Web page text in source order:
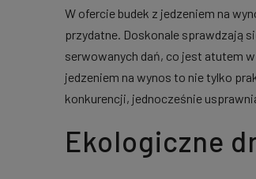
W ofercie budek z jedzeniem na
przydatne. Doskonale sprawdzają
serwowanych dań, co jest atutem
jedzeniem na wynos to nie tylko
konkurencji, jednocześnie
Ekologiczne